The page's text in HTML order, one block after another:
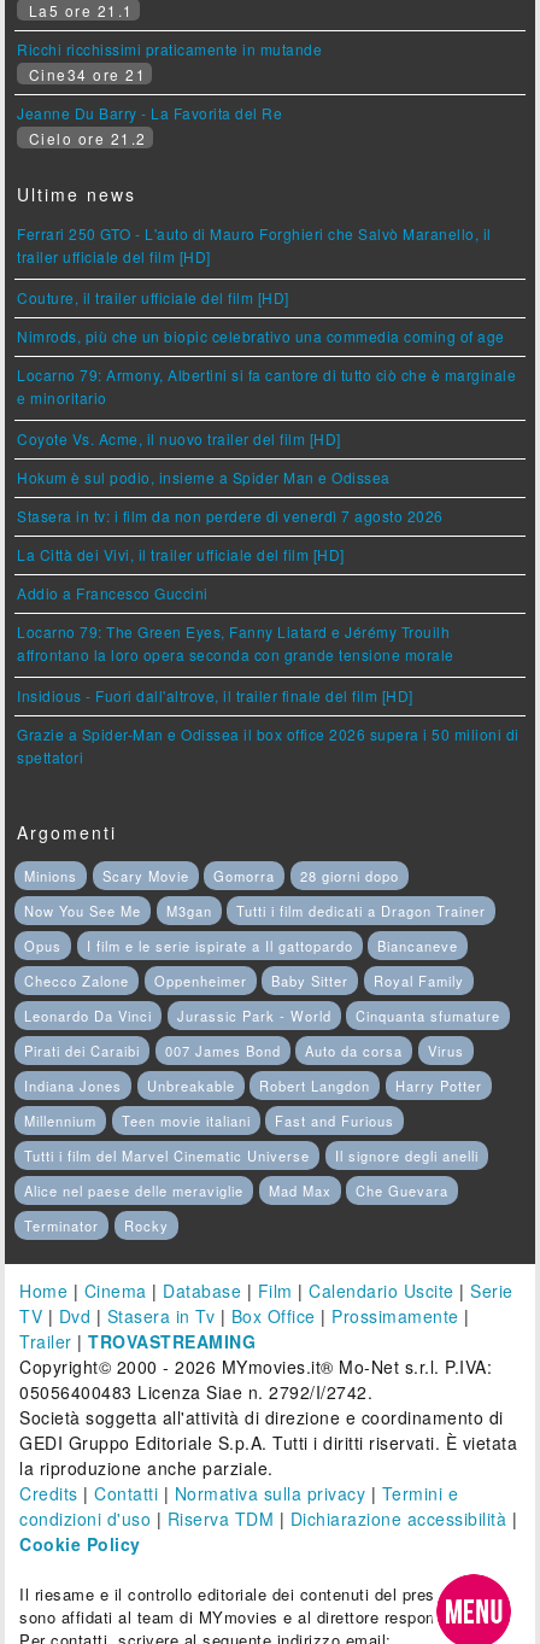
La5 ore 21.1
Ricchi ricchissimi praticamente in mutande
Cine34 ore 21
Jeanne Du Barry - La Favorita del Re
Cielo ore 21.2
Ultime news
Ferrari 250 GTO - L'auto di Mauro Forghieri che Salvò Maranello, il
trailer ufficiale del film [HD]
Couture, il trailer ufficiale del film [HD]
Nimrods, più che un biopic celebrativo una commedia coming of age
Locarno 79: Armony, Albertini si fa cantore di tutto ciò che è marginale
e minoritario
Coyote Vs. Acme, il nuovo trailer del film [HD]
Hokum è sul podio, insieme a Spider Man e Odissea
Stasera in tv: i film da non perdere di venerdì 7 agosto 2026
La Città dei Vivi, il trailer ufficiale del film [HD]
Addio a Francesco Guccini
Locarno 79: The Green Eyes, Fanny Liatard e Jérémy Trouilh
affrontano la loro opera seconda con grande tensione morale
Insidious - Fuori dall'altrove, il trailer finale del film [HD]
Grazie a Spider-Man e Odissea il box office 2026 supera i 50 milioni di
spettatori
Argomenti
Minions Scary Movie Gomorra
28 giorni dopo
Now You See Me
M3gan
Tutti i film dedicati a Dragon Trainer
Opus
I film e le serie ispirate a Il gattopardo
Biancaneve
Checco Zalone
Oppenheimer Baby Sitter
Royal Family
Leonardo Da Vinci
Jurassic Park - World
Cinquanta sfumature
Pirati dei Caraibi
007 James Bond Auto da corsa
Virus
Indiana Jones
Unbreakable Robert Langdon
Harry Potter
Millennium
Teen movie italiani
Fast and Furious
Tutti i film del Marvel Cinematic Universe
Il signore degli anelli
Alice nel paese delle meraviglie
Mad Max
Che Guevara
Terminator
Rocky
Home | Cinema | Database | Film |Calendario Uscite |Serie
TV | Dvd | Stasera in Tv | Box Office | Prossimamente |
Trailer |TROVASTREAMING
Copyright© 2000 - 2026 MYmovies.it® Mo-Net s.r.l. P.IVA:
05056400483 Licenza Siae n. 2792/I/2742.
Società soggetta all'attività di direzione e coordinamento di
GEDI Gruppo Editoriale S.p.A. Tutti i diritti riservati. È vietata
la riproduzione anche parziale.
Credits |Contatti | Normativa sulla privacy | Termini e
condizioni d'uso | Riserva TDM | Dichiarazione accessibilità |
Cookie Policy
Il riesame e il controllo editoriale dei contenuti del presente sito
sono affidati al team di MYmovies e al direttore responsabile.